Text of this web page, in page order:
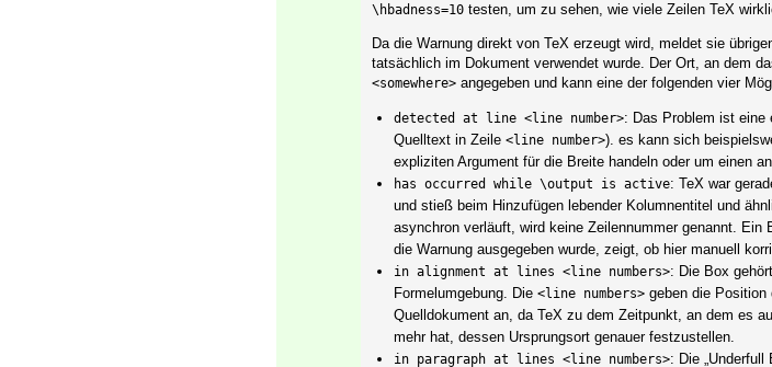
\hbadness=10 testen, um zu sehen, wie viele Zeilen TeX
Da die Warnung direkt von TeX erzeugt wird, meldet sie
tatsächlich im Dokument verwendet wurde. Der Ort, an dem
<somewhere> angegeben und kann eine der folgenden vier
detected at line <line number>: Das Problem ist eine
Quelltext in Zeile <line number>). es kann sich
expliziten Argument für die Breite handeln oder um einen
has occurred while \output is active: TeX war
und stieß beim Hinzufügen lebender Kolumnentitel und
asynchron verläuft, wird keine Zeilennummer genannt.
die Warnung ausgegeben wurde, zeigt, ob hier manuell
in alignment at lines <line numbers>: Die Box
Formelumgebung. Die <line numbers> geben die Position
Quelldokument an, da TeX zu dem Zeitpunkt, an dem es
mehr hat, dessen Ursprungsort genauer festzustellen.
in paragraph at lines <line numbers>: Die „Underfull